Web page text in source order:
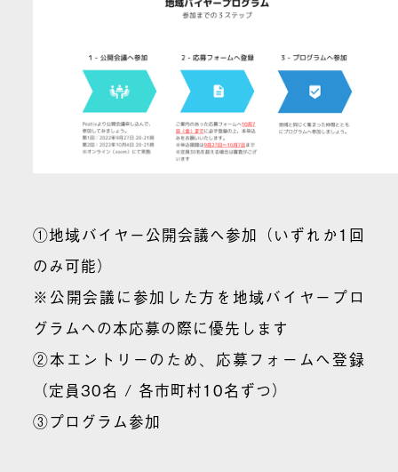
①地域バイヤー公開会議へ参加（いずれか1回
のみ可能）
※公開会議に参加した方を地域バイヤープロ
グラムへの本応募の際に優先します
②本エントリーのため、応募フォームへ登録
（定員30名 / 各市町村10名ずつ）
③プログラム参加